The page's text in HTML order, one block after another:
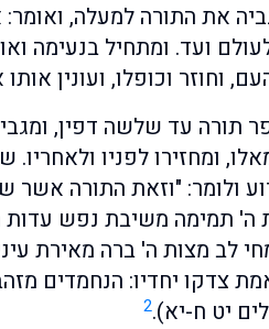
את התורה למעלה, ואומר:
ועד. ומתחיל בנעימה
וחוזר וכופלו, ועונין
תורה עד שלשה דפין,
ומחזירו לפניו
ולומר: "וזאת התורה אשר
ה' תמימה משיבת נפש
לב מצות ה' ברה מאירת
צדקו יחדיו: הנחמדים
יט ח-יא).2